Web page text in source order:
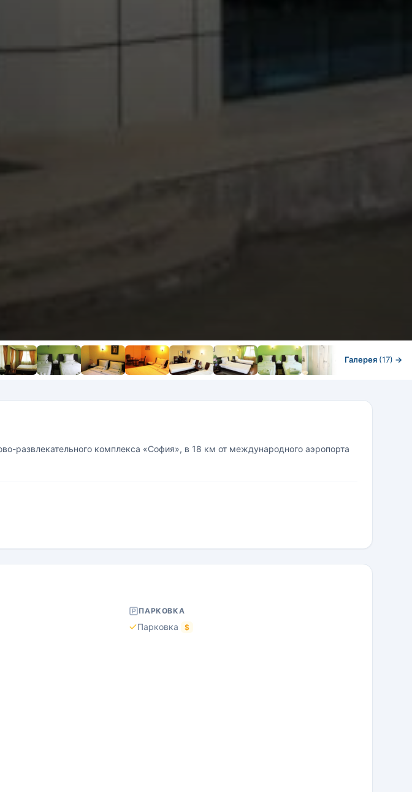
Галерея (17) →
развлекательного комплекса «София», в 18 км от международного аэропорта
ПАРКОВКА
Парковка $